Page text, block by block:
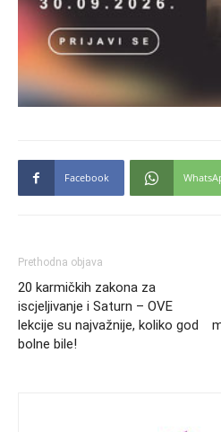
Facebook
Prethodna objava
20 karmičkih zakona za
iscjeljivanje i Saturn – OVE
lekcije su najvažnije, koliko god
bolne bile!